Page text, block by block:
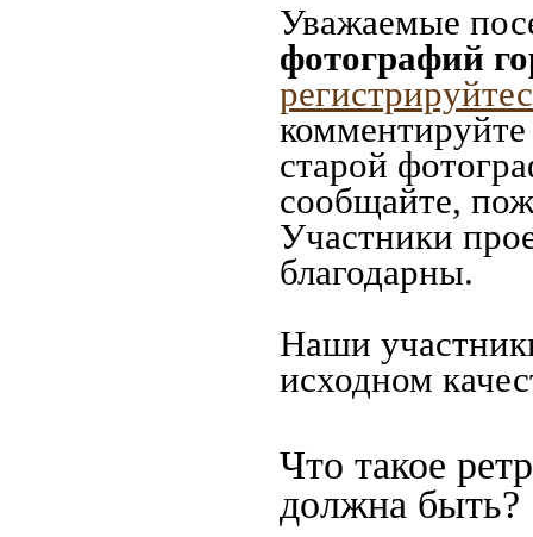
Уважаемые
фотографий
старой
сообщайте,
Участники
благодарны.
Наши
исходном
Что такое
должна быть?